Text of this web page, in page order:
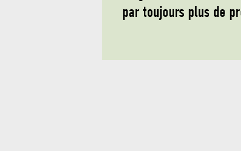
par toujours plus de